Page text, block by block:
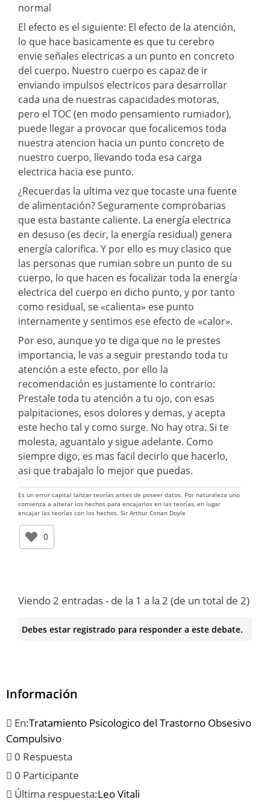
normal
El efecto es el siguiente: El efecto de la atención,
lo que hace basicamente es que tu cerebro
envie señales electricas a un punto en concreto
del cuerpo. Nuestro cuerpo es capaz de ir
enviando impulsos electricos para desarrollar
cada una de nuestras capacidades motoras,
pero el TOC (en modo pensamiento rumiador),
puede llegar a provocar que focalicemos toda
nuestra atencion hacia un punto concreto de
nuestro cuerpo, llevando toda esa carga
electrica hacia ese punto.
¿Recuerdas la ultima vez que tocaste una fuente
de alimentación? Seguramente comprobarias
que esta bastante caliente. La energía electrica
en desuso (es decir, la energía residual) genera
energía calorifica. Y por ello es muy clasico que
las personas que rumian sobre un punto de su
cuerpo, lo que hacen es focalizar toda la energía
electrica del cuerpo en dicho punto, y por tanto
como residual, se «calienta» ese punto
internamente y sentimos ese efecto de «calor».
Por eso, aunque yo te diga que no le prestes
importancia, le vas a seguir prestando toda tu
atención a este efecto, por ello la
recomendación es justamente lo contrario:
Prestale toda tu atención a tu ojo, con esas
palpitaciones, esos dolores y demas, y acepta
este hecho tal y como surge. No hay otra. Si te
molesta, aguantalo y sigue adelante. Como
siempre digo, es mas facil decirlo que hacerlo,
asi que trabajalo lo mejor que puedas.
Es un error capital lanzar teorías antes de poseer datos. Por naturaleza uno
comienza a alterar los hechos para encajarlos en las teorías, en lugar
encajar las teorías con los hechos. Sir Arthur Conan Doyle
0
Viendo 2 entradas - de la 1 a la 2 (de un total de 2)
Debes estar registrado para responder a este debate.
Información
En:Tratamiento Psicologico del Trastorno Obsesivo
Compulsivo
0 Respuesta
0 Participante
Última respuesta:Leo Vitali